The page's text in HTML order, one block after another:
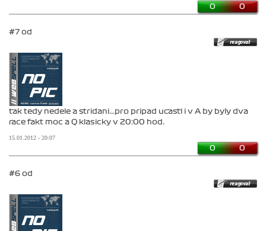
0 0
#7 od
tak tedy nedele a stridani...pro pripad ucasti i v A by byly dva
race fakt moc a Q klasicky v 20:00 hod.
15.01.2012 - 20:07
0 0
#6 od